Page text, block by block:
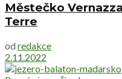
Městečko
Terre
od redakce
2.11.2022